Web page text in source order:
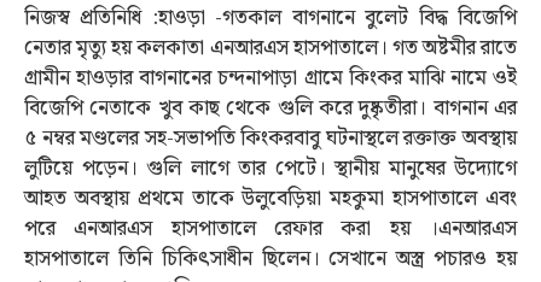
নিজস্ব প্রতিনিধি :হাওড়া -গতকাল বাগনানে বুলেট বিদ্ধ বিজেপি
নেতার মৃত্যু হয় কলকাতা এনআরএস হাসপাতালে। গত অষ্টমীর রাতে
গ্রামীন হাওড়ার বাগনানের চন্দনাপাড়া গ্রামে কিংকর মাঝি নামে ওই
বিজেপি নেতাকে খুব কাছ থেকে গুলি করে দুষ্কৃতীরা। বাগনান এর
৫ নম্বর মণ্ডলের সহ-সভাপতি কিংকরবাবু ঘটনাস্থলে রক্তাক্ত অবস্থায়
লুটিয়ে পড়েন। গুলি লাগে তার পেটে। স্থানীয় মানুষের উদ্যোগে
আহত অবস্থায় প্রথমে তাকে উলুবেড়িয়া মহকুমা হাসপাতালে এবং
পরে এনআরএস হাসপাতালে রেফার করা হয় ।এনআরএস
হাসপাতালে তিনি চিকিৎসাধীন ছিলেন। সেখানে অস্ত্র পচারও হয়